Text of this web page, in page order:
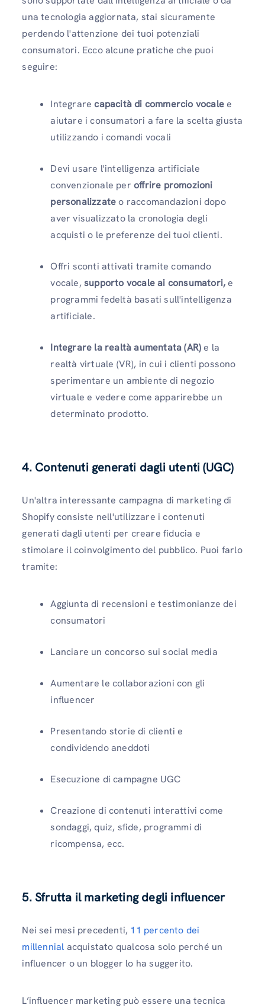
una tecnologia aggiornata, stai sicuramente
perdendo l'attenzione dei tuoi potenziali
consumatori. Ecco alcune pratiche che puoi
seguire:
Integrarecapacità di commercio vocalee
aiutare i consumatori a fare la scelta giusta
utilizzando i comandi vocali
Devi usare l'intelligenza artificiale
convenzionale per offrire promozioni
personalizzateo raccomandazioni dopo
aver visualizzato la cronologia degli
acquisti o le preferenze dei tuoi clienti.
Offri sconti attivati ​​tramite comando
vocale, supporto vocale ai consumatori,e
programmi fedeltà basati sull'intelligenza
artificiale.
Integrare la realtà aumentata (AR)e la
realtà virtuale (VR), in cui i clienti possono
sperimentare un ambiente di negozio
virtuale e vedere come apparirebbe un
determinato prodotto.
4. Contenuti generati dagli utenti (UGC)
Un'altra interessante campagna di marketing di
Shopify consiste nell'utilizzare i contenuti
generati dagli utenti per creare fiducia e
stimolare il coinvolgimento del pubblico. Puoi farlo
tramite:
Aggiunta di recensioni e testimonianze dei
consumatori
Lanciare un concorso sui social media
Aumentare le collaborazioni con gli
influencer
Presentando storie di clienti e
condividendo aneddoti
Esecuzione di campagne UGC
Creazione di contenuti interattivi come
sondaggi, quiz, sfide, programmi di
ricompensa, ecc.
5. Sfrutta il marketing degli influencer
Nei sei mesi precedenti, 11 percento dei
millennial acquistato qualcosa solo perché un
influencer o un blogger lo ha suggerito.
L’influencer marketing può essere una tecnica